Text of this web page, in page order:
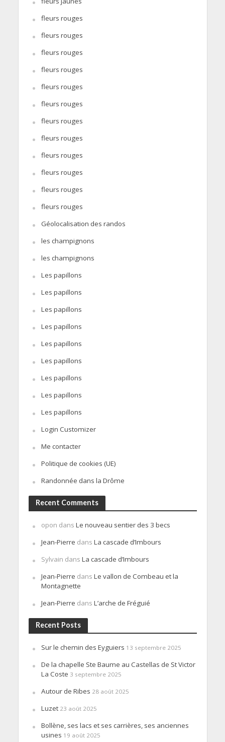
fleurs rouges
fleurs rouges
fleurs rouges
fleurs rouges
fleurs rouges
fleurs rouges
fleurs rouges
fleurs rouges
fleurs rouges
fleurs rouges
fleurs rouges
fleurs rouges
Géolocalisation des randos
les champignons
les champignons
Les papillons
Les papillons
Les papillons
Les papillons
Les papillons
Les papillons
Les papillons
Les papillons
Les papillons
Login Customizer
Me contacter
Politique de cookies (UE)
Randonnée dans la Drôme
Recent Comments
opon dans Le nouveau sentier des 3 becs
Jean-Pierre dans La cascade d’Imbours
Sylvain dans La cascade d’Imbours
Jean-Pierre dans Le vallon de Combeau et la
Montagnette
Jean-Pierre dans L’arche de Fréguié
Recent Posts
Sur le chemin des Eyguiers 13 septembre 2025
De la chapelle Ste Baume au Castellas de St Victor
La Coste 3 septembre 2025
Autour de Ribes 28 août 2025
Luzet 23 août 2025
Bollène, ses lacs et ses carrières, ses anciennes
usines 19 août 2025